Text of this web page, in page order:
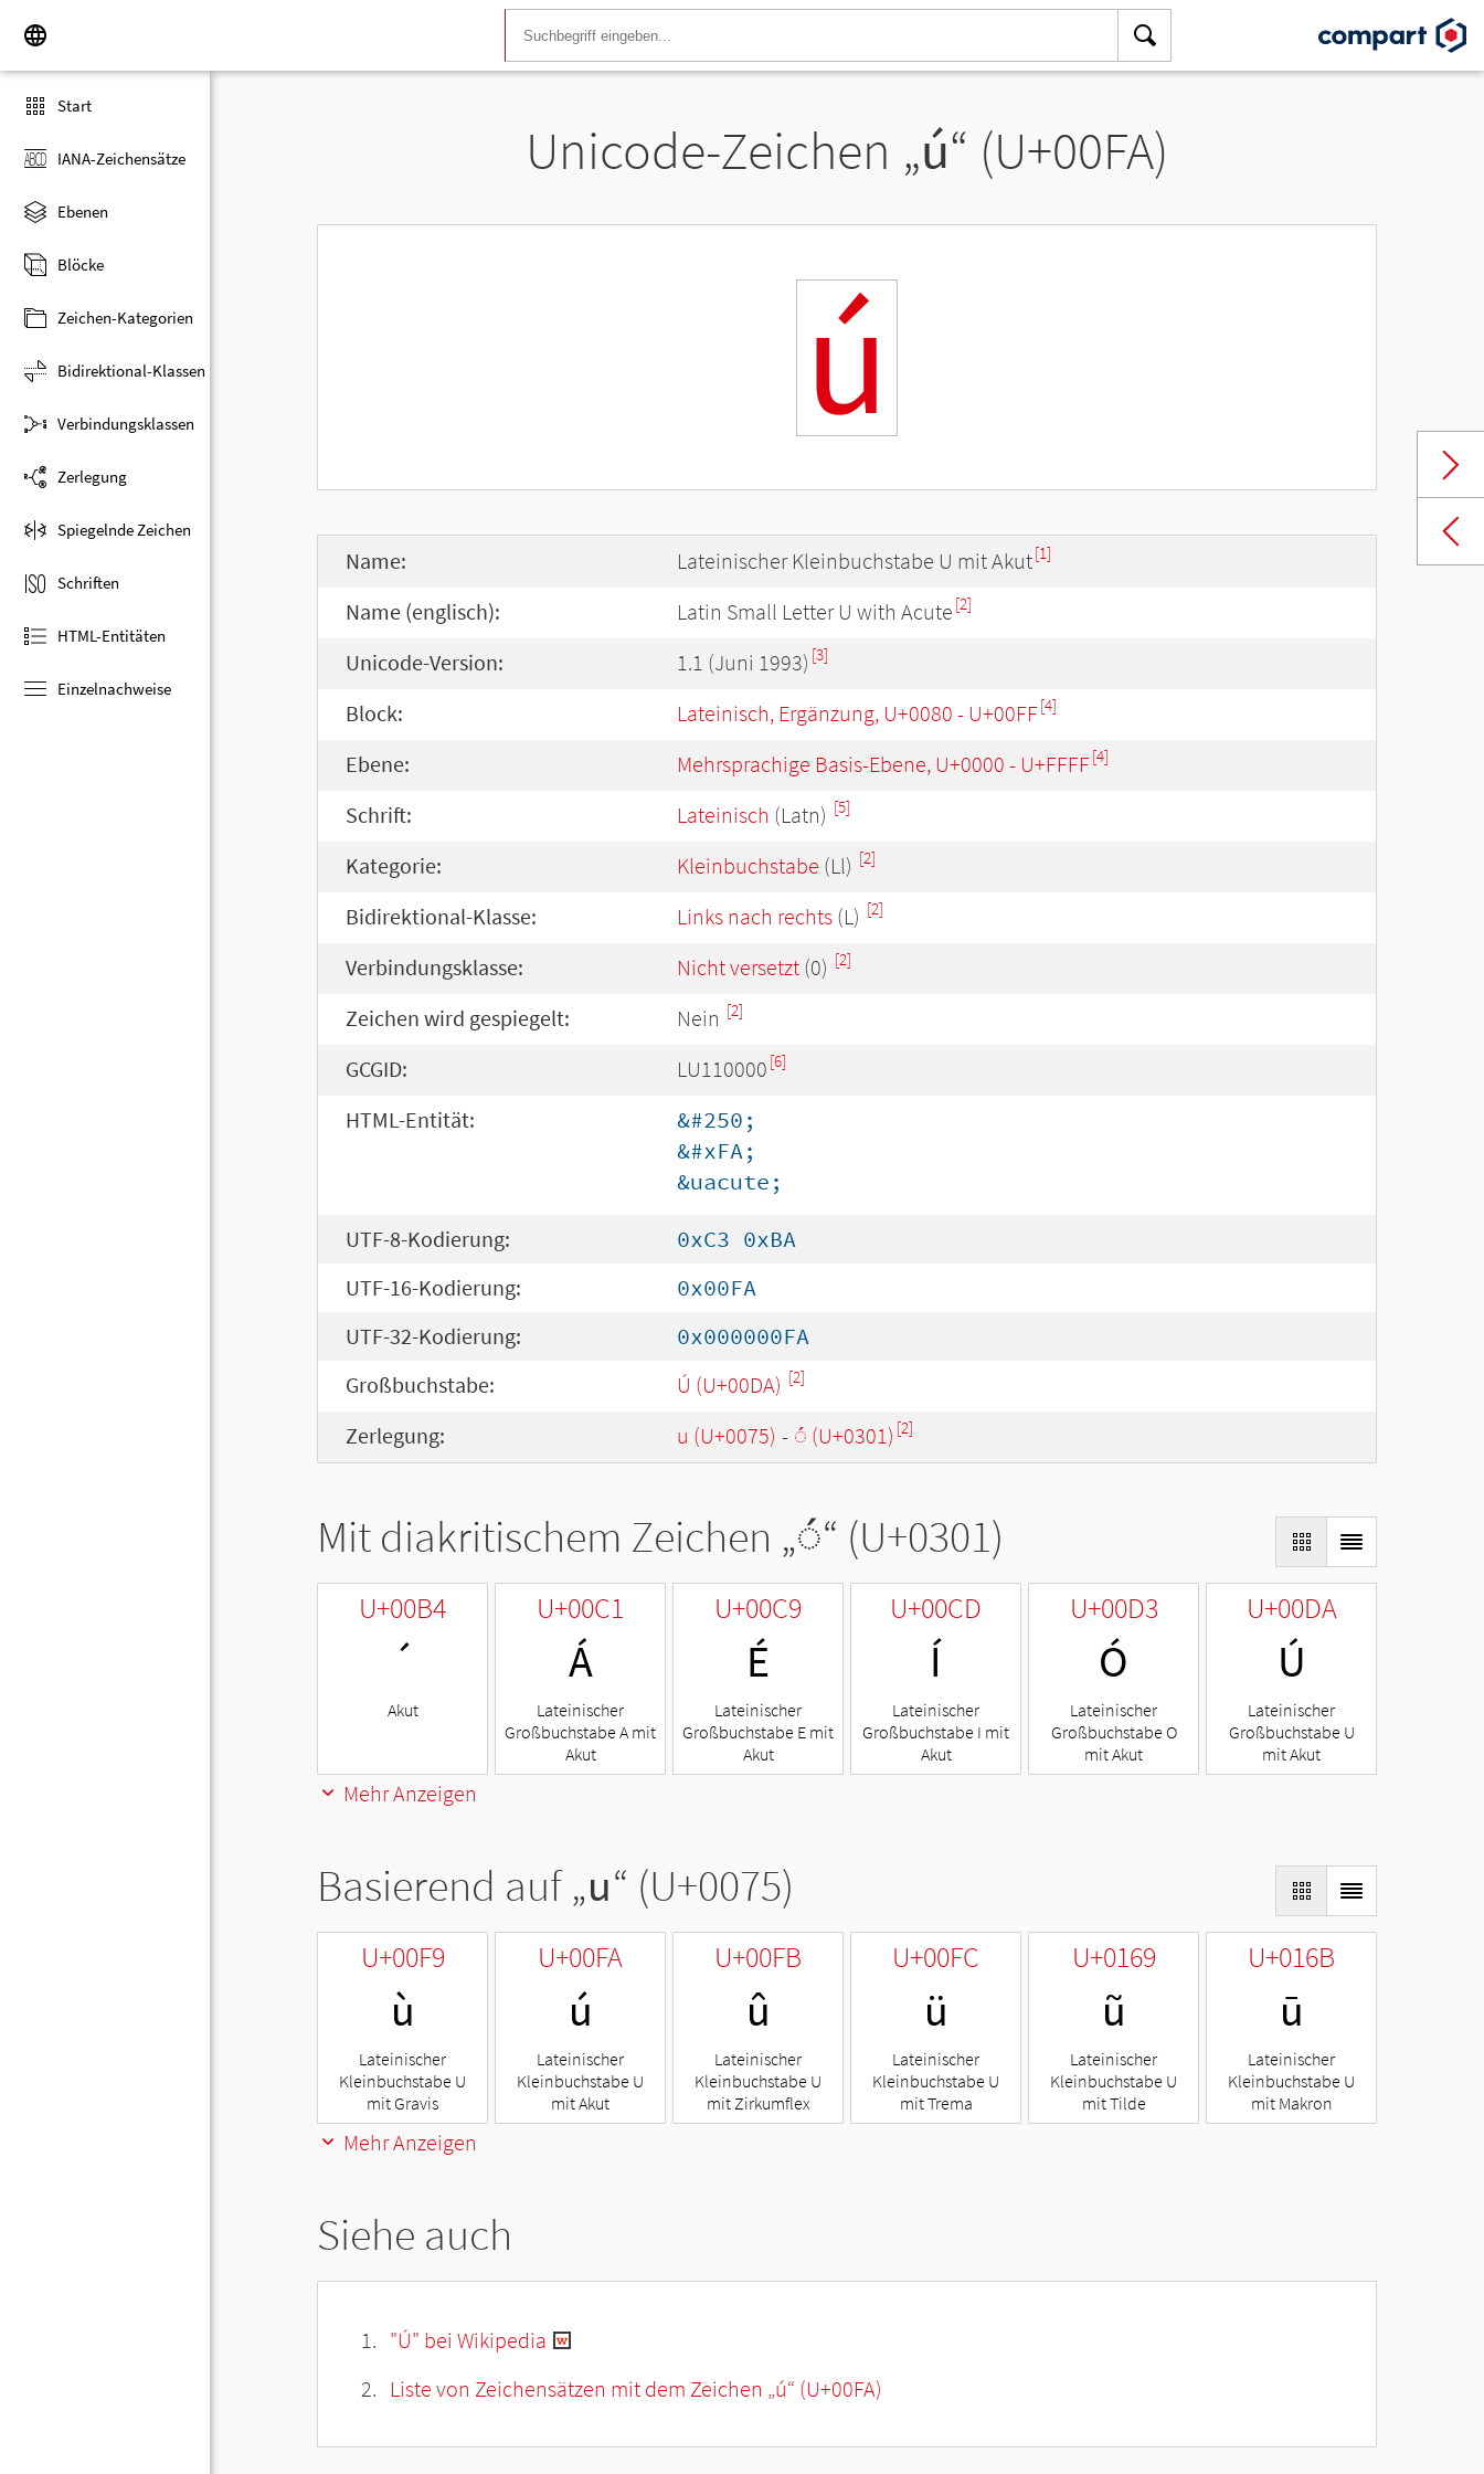
Start
IANA-Zeichensätze
Ebenen
Blöcke
Zeichen-Kategorien
Bidirektional-Klassen
Verbindungsklassen
Zerlegung
Spiegelnde Zeichen
Schriften
HTML-Entitäten
Einzelnachweise
Unicode-Zeichen „ú“ (U+00FA)
ú
Name: Lateinischer Kleinbuchstabe U mit Akut[1]
Name (englisch): Latin Small Letter U with Acute [2]
Unicode-Version: 1.1 (Juni 1993) [3]
Block: Lateinisch, Ergänzung, U+0080 - U+00FF[4]
Ebene: Mehrsprachige Basis-Ebene, U+0000 - U+FFFF[4]
Schrift: Lateinisch (Latn) [5]
Kategorie: Kleinbuchstabe (Ll) [2]
Bidirektional-Klasse: Links nach rechts (L) [2]
Verbindungsklasse: Nicht versetzt (0) [2]
Zeichen wird gespiegelt: Nein [2]
GCGID: LU110000 [6]
HTML-Entität:
&#250;
&#xFA;
&uacute;
UTF-8-Kodierung:
0xC3 0xBA
UTF-16-Kodierung:
0x00FA
UTF-32-Kodierung:
0x000000FA
Großbuchstabe:
Ú (U+00DA) [2]
Zerlegung: u (U+0075) - ◌́ (U+0301) [2]
Mit diakritischem Zeichen „◌́“ (U+0301)
U+00B4
´
Akut
U+00C1
Á
Lateinischer
Großbuchstabe A mit
Akut
U+00C9
É
Lateinischer
Großbuchstabe E mit
Akut
U+00CD
Í
Lateinischer
Großbuchstabe I mit
Akut
U+00D3
Ó
Lateinischer
Großbuchstabe O
mit Akut
U+00DA
Ú
Lateinischer
Großbuchstabe U
mit Akut
Mehr Anzeigen
Basierend auf „u“ (U+0075)
U+00F9
ù
Lateinischer
Kleinbuchstabe U
mit Gravis
U+00FA
ú
Lateinischer
Kleinbuchstabe U
mit Akut
U+00FB
û
Lateinischer
Kleinbuchstabe U
mit Zirkumflex
U+00FC
ü
Lateinischer
Kleinbuchstabe U
mit Trema
U+0169
ũ
Lateinischer
Kleinbuchstabe U
mit Tilde
U+016B
ū
Lateinischer
Kleinbuchstabe U
mit Makron
Mehr Anzeigen
Siehe auch
"Ú" bei Wikipedia
Liste von Zeichensätzen mit dem Zeichen „ú“ (U+00FA)